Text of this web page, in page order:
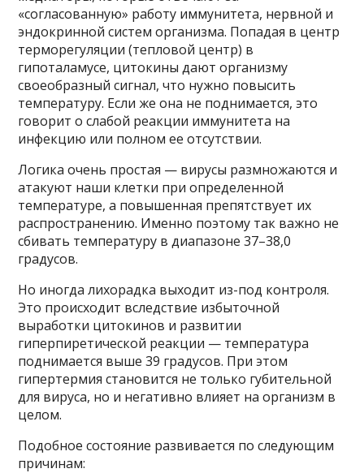
«согласованную» работу иммунитета, нервной и
эндокринной систем организма. Попадая в центр
терморегуляции (тепловой центр) в
гипоталамусе, цитокины дают организму
своеобразный сигнал, что нужно повысить
температуру. Если же она не поднимается, это
говорит о слабой реакции иммунитета на
инфекцию или полном ее отсутствии.
Логика очень простая — вирусы размножаются и
атакуют наши клетки при определенной
температуре, а повышенная препятствует их
распространению. Именно поэтому так важно не
сбивать температуру в диапазоне 37–38,0
градусов.
Но иногда лихорадка выходит из-под контроля.
Это происходит вследствие избыточной
выработки цитокинов и развитии
гиперпиретической реакции — температура
поднимается выше 39 градусов. При этом
гипертермия становится не только губительной
для вируса, но и негативно влияет на организм в
целом.
Подобное состояние развивается по следующим
причинам: